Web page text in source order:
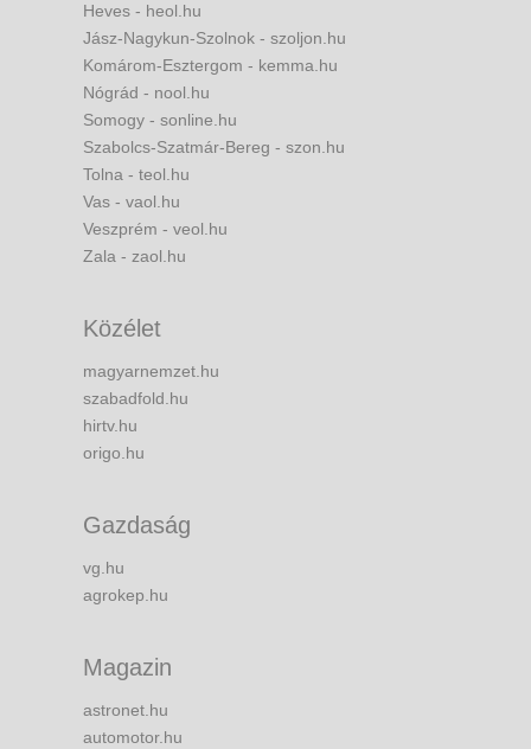
Heves - heol.hu
Jász-Nagykun-Szolnok - szoljon.hu
Komárom-Esztergom - kemma.hu
Nógrád - nool.hu
Somogy - sonline.hu
Szabolcs-Szatmár-Bereg - szon.hu
Tolna - teol.hu
Vas - vaol.hu
Veszprém - veol.hu
Zala - zaol.hu
Közélet
magyarnemzet.hu
szabadfold.hu
hirtv.hu
origo.hu
Gazdaság
vg.hu
agrokep.hu
Magazin
astronet.hu
automotor.hu